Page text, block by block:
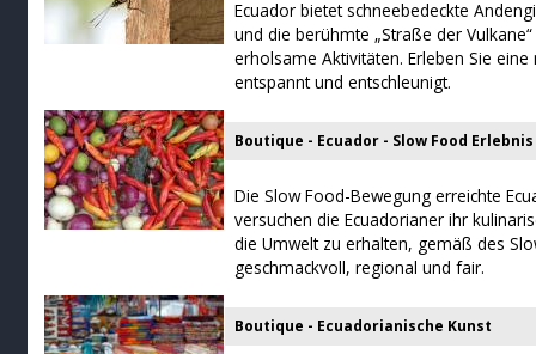
Ecuador bietet schneebedeckte
und die berühmte „Straße der
erholsame Aktivitäten. Erleben Sie
entspannt und entschleunigt.
Boutique - Ecuador - Slow Food Erlebnis
Die Slow Food-Bewegung erreichte
versuchen die Ecuadorianer ihr
die Umwelt zu erhalten, gemäß des
geschmackvoll, regional und fair.
Boutique - Ecuadorianische Kunst